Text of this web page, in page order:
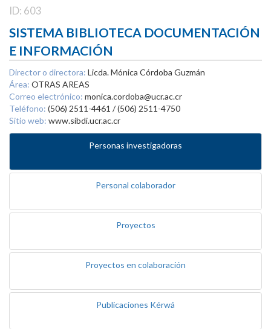
ID: 603
SISTEMA BIBLIOTECA DOCUMENTACIÓN
E INFORMACIÓN
Director o directora: Licda. Mónica Córdoba Guzmán
Área: OTRAS AREAS
Correo electrónico: monica.cordoba@ucr.ac.cr
Teléfono: (506) 2511-4461 / (506) 2511-4750
Sitio web: www.sibdi.ucr.ac.cr
Personas investigadoras
Personal colaborador
Proyectos
Proyectos en colaboración
Publicaciones Kérwá